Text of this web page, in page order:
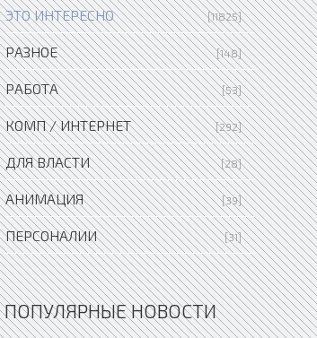
ЭТО ИНТЕРЕСНО [11825]
РАЗНОЕ [148]
РАБОТА [53]
КОМП / ИНТЕРНЕТ [292]
ДЛЯ ВЛАСТИ [28]
АНИМАЦИЯ [39]
ПЕРСОНАЛИИ [31]
ПОПУЛЯРНЫЕ НОВОСТИ